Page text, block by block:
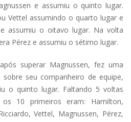
e assumiu o quinto lugar.
Vettel assumindo o quarto lugar e
assumiu o oitavo lugar. Na volta
Pérez e assumiu o sétimo lugar.
superar Magnussen, fez uma
sobre seu companheiro de equipe,
o quinto lugar. Faltando 5 voltas
10 primeiros eram: Hamilton,
Vettel, Magnussen, Pérez,